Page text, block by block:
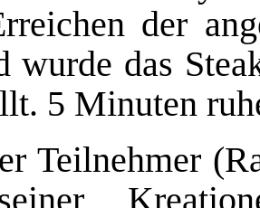
der
wurde das
5 Minuten
Teilnehmer (